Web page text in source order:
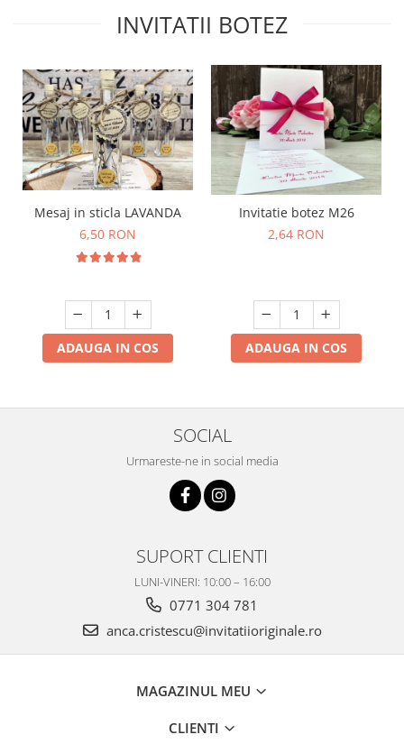
INVITATII BOTEZ
Mesaj in sticla LAVANDA
6,50 RON
ADAUGA IN COS
Invitatie botez M26
2,64 RON
ADAUGA IN COS
SOCIAL
Urmareste-ne in social media
SUPORT CLIENTI
LUNI-VINERI: 10:00 – 16:00
0771 304 781
anca.cristescu@invitatiioriginale.ro
MAGAZINUL MEU
CLIENTI